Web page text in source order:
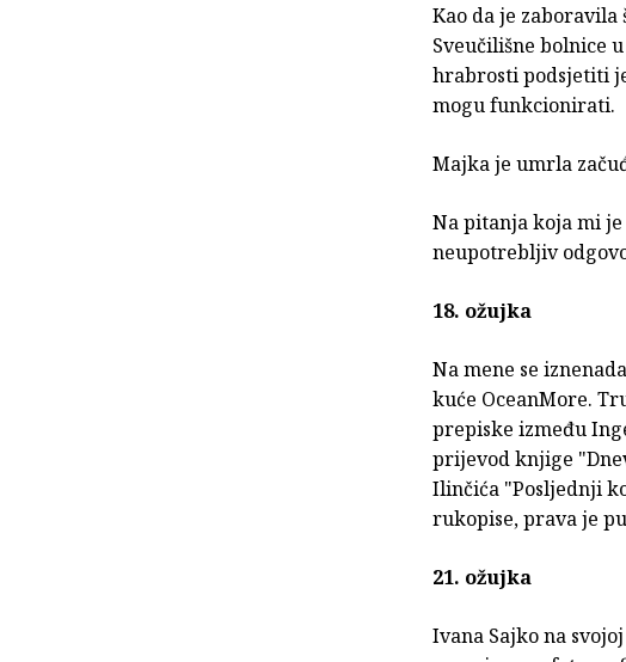
Kao da je
Sveučilišne bolnice
hrabrosti podsjetiti
mogu funkcionirati.
Majka je umrla
Na pitanja koja mi
neupotrebljiv
18. ožujka
Na mene se
kuće OceanMore.
prepiske između
prijevod knjige
Ilinčića "Posljednji
rukopise, prava je
21. ožujka
Ivana Sajko na